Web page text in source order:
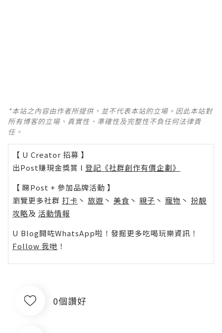
*本站之內容由作者所提供，並不代表本站的立場。因此本站對
所有博客的立場、真實性、準確性及完整性不負任何法律責
任。
【 U Creator 招募 】
出Post賺現金獎賞 l 登記《社群創作有價企劃》
【 睇Post + 參加品牌活動 】
瀏覽更多社群 打卡 丶 旅遊 丶 美食 丶 親子 丶 寵物 丶 扮靚
攻略及 活動情報
U Blog開咗WhatsApp啦！發掘更多吃喝玩樂資訊！
Follow 我哋 ！
0個讚好